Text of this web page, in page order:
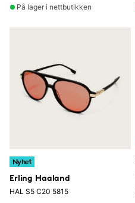
På lager i nettbutikken
Nyhet
Erling Haaland
HAL S5 C20 5815